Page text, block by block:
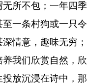
所不包；一年四
一条村狗或一只
情意，趣味无穷
我们欣赏自然，
放沉浸在诗中，